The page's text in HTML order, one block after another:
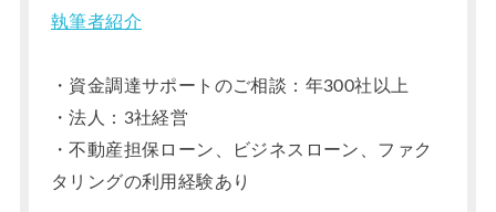
執筆者紹介
・資金調達サポートのご相談：年300社以上
・法人：3社経営
・不動産担保ローン、ビジネスローン、ファク
タリングの利用経験あり